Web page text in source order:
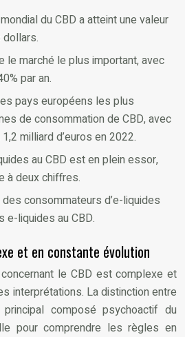
du CBD a atteint une valeur
le marché le plus important, avec
par an.
pays européens les plus
de consommation de CBD, avec
milliard d’euros en 2022.
au CBD est en plein essor,
à deux chiffres.
consommateurs d’e-liquides
e-liquides au CBD.
et en constante évolution
le CBD est complexe et
interprétations. La distinction entre
composé psychoactif du
pour comprendre les règles en